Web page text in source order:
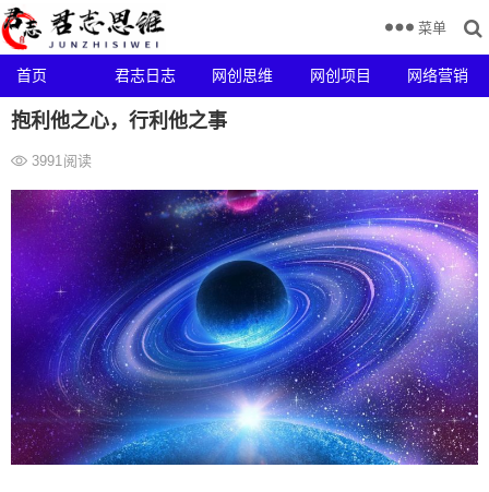
首页 君志日志 网创思维 网创项目 网络营销
菜单
抱利他之心，行利他之事
3991阅读